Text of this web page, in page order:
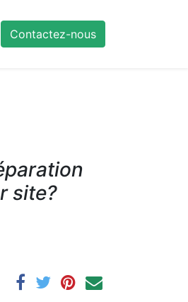
Contactez-nous
site?